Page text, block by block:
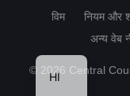
विम नियम और
अन्य वेब
© 2026 Central
HI